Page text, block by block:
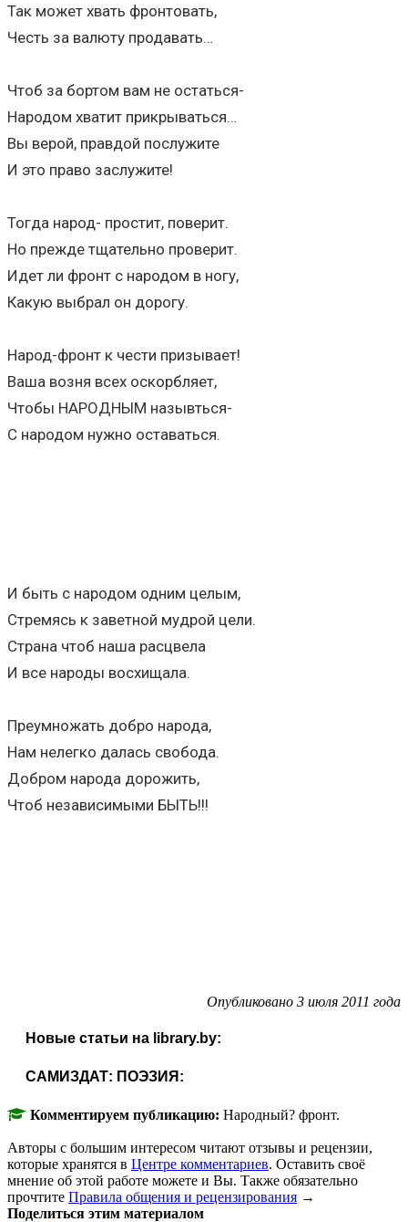
Так может хвать фронтовать,
Честь за валюту продавать…
Чтоб за бортом вам не остаться-
Народом хватит прикрываться…
Вы верой, правдой послужите
И это право заслужите!
Тогда народ- простит, поверит.
Но прежде тщательно проверит.
Идет ли фронт с народом в ногу,
Какую выбрал он дорогу.
Народ-фронт к чести призывает!
Ваша возня всех оскорбляет,
Чтобы НАРОДНЫМ назывться-
С народом нужно оставаться.
И быть с народом одним целым,
Стремясь к заветной мудрой цели.
Страна чтоб наша расцвела
И все народы восхищала.
Преумножать добро народа,
Нам нелегко далась свобода.
Добром народа дорожить,
Чтоб независимыми БЫТЬ!!!
Опубликовано 3 июля 2011 года
Новые статьи на library.by:
САМИЗДАТ: ПОЭЗИЯ:
Комментируем публикацию: Народный? фронт.
Авторы с большим интересом читают отзывы и рецензии,
которые хранятся в Центре комментариев. Оставить своё
мнение об этой работе можете и Вы. Также обязательно
прочтите Правила общения и рецензирования →
Поделиться этим материалом